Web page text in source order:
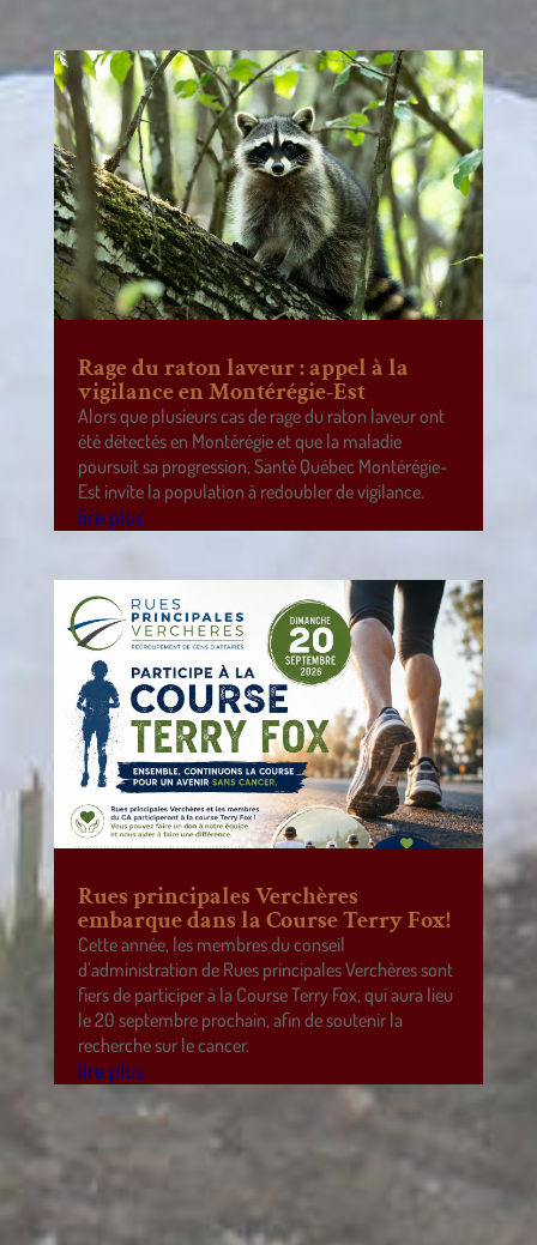
Rage du raton laveur : appel à la
vigilance en Montérégie-Est
Alors que plusieurs cas de rage du raton laveur ont
été détectés en Montérégie et que la maladie
poursuit sa progression, Santé Québec Montérégie-
Est invite la population à redoubler de vigilance.
lire plus
Rues principales Verchères
embarque dans la Course Terry Fox!
Cette année, les membres du conseil
d’administration de Rues principales Verchères sont
fiers de participer à la Course Terry Fox, qui aura lieu
le 20 septembre prochain, afin de soutenir la
recherche sur le cancer.
lire plus